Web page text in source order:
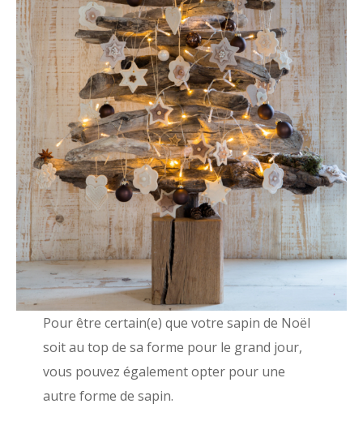
Pour être certain(e) que votre sapin de Noël
soit au top de sa forme pour le grand jour,
vous pouvez également opter pour une
autre forme de sapin.